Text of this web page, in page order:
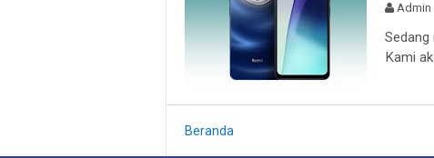
Admin
Kami
Beranda